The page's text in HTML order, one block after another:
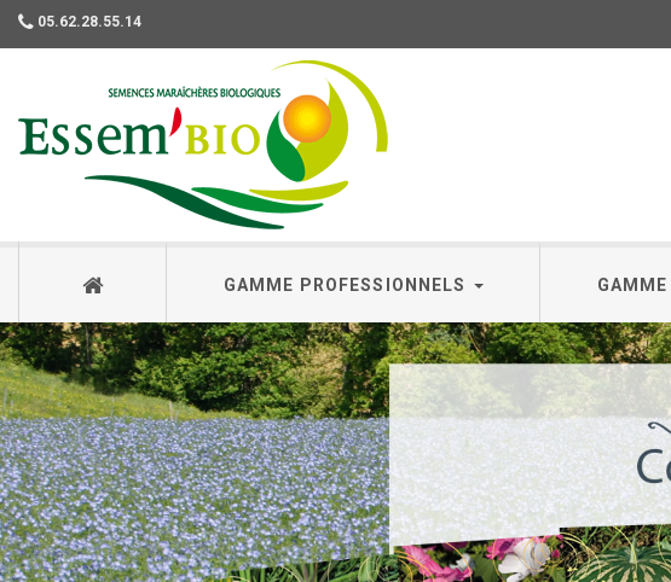
05.62.28.55.14
GAMME PROFESSIONNELS